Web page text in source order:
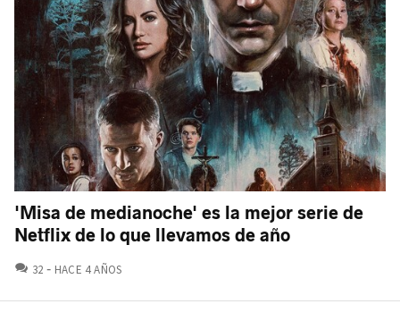
'Misa de medianoche' es la mejor serie de
Netflix de lo que llevamos de año
32 COMENTARIOS
HACE 4 AÑOS